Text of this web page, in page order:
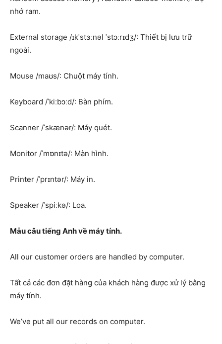
nhớ ram.
External storage /ɪkˈstɜːnəl ˈstɔːrɪdʒ/: Thiết bị lưu trữ
ngoài.
Mouse /maʊs/: Chuột máy tính.
Keyboard /ˈkiːbɔːd/: Bàn phím.
Scanner /ˈskænər/: Máy quét.
Monitor /ˈmɒnɪtə/: Màn hình.
Printer /ˈprɪntər/: Máy in.
Speaker /ˈspiːkə/: Loa.
Mẫu câu tiếng Anh về máy tính.
All our customer orders are handled by computer.
Tất cả các đơn đặt hàng của khách hàng được xử lý bằng
máy tính.
We’ve put all our records on computer.